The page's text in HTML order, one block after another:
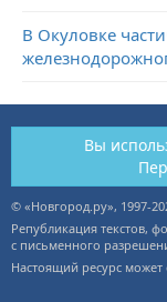
В Окуловке
Вы
© «Новгород.ру», 1997-
Републикация текстов,
с письменного
Настоящий ресурс может